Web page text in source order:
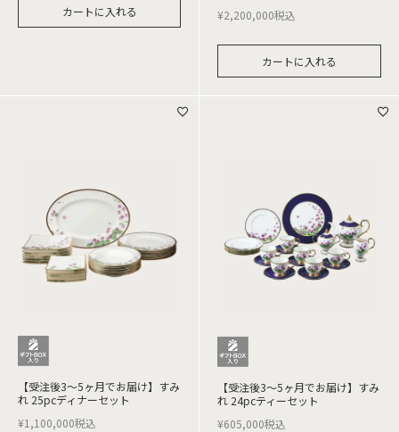
カートに入れる
¥2,200,000税込
カートに入れる
【受注後3～5ヶ月でお届け】すみ
れ 25pcディナーセット
¥1,100,000税込
【受注後3～5ヶ月でお届け】すみ
れ 24pcティーセット
¥605,000税込